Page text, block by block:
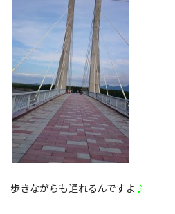
歩きながらも通れるんですよ ♪